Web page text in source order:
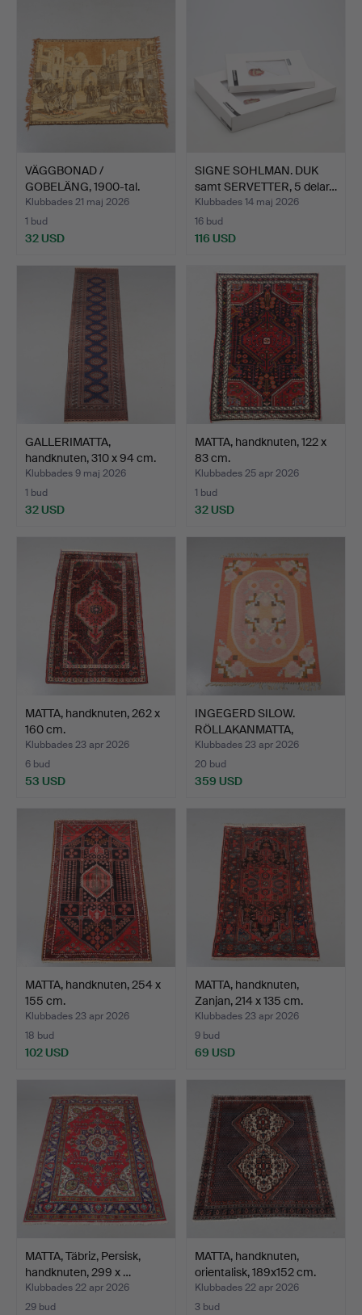
VÄGGBONAD /
GOBELÄNG, 1900-tal.
Klubbades 21 maj 2026
1 bud
32 USD
SIGNE SOHLMAN. DUK
samt SERVETTER, 5 delar…
Klubbades 14 maj 2026
16 bud
116 USD
GALLERIMATTA,
handknuten, 310 x 94 cm.
Klubbades 9 maj 2026
1 bud
32 USD
MATTA, handknuten, 122 x
83 cm.
Klubbades 25 apr 2026
1 bud
32 USD
MATTA, handknuten, 262 x
160 cm.
Klubbades 23 apr 2026
6 bud
53 USD
INGEGERD SILOW.
RÖLLAKANMATTA,
signerad, 2…
Klubbades 23 apr 2026
20 bud
359 USD
MATTA, handknuten, 254 x
155 cm.
Klubbades 23 apr 2026
18 bud
102 USD
MATTA, handknuten,
Zanjan, 214 x 135 cm.
Klubbades 23 apr 2026
9 bud
69 USD
MATTA, Täbriz, Persisk,
handknuten, 299 x …
Klubbades 22 apr 2026
29 bud
MATTA, handknuten,
orientalisk, 189x152 cm.
Klubbades 22 apr 2026
3 bud